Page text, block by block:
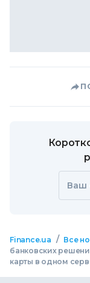
Ваш
Finance.ua / Все
банковских
карты в одном